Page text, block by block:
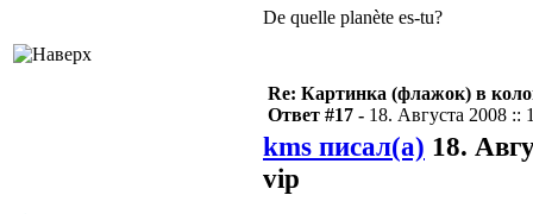
De quelle planète es-tu?
Re: Картинка (флажок) в
Ответ #17 - 18. Августа 2008 ::
kms писал(а) 18.
vip